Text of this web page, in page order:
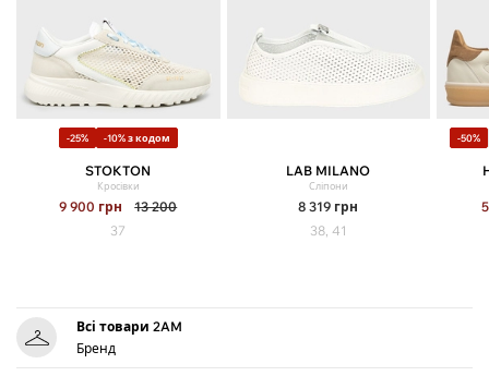
-25% -10% з кодом
STOKTON
Кросівки
9 900 грн
13 200
37
LAB MILANO
Сліпони
8 319 грн
38, 41
-50%
Всі товари 2AM
Бренд